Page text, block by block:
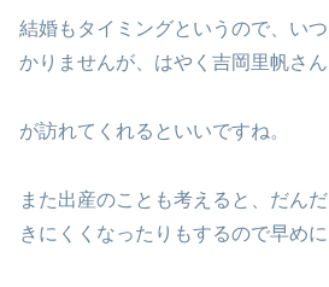
結婚もタイミングというので、い
かりませんが、はやく吉岡里帆さ
が訪れてくれるといいですね。
また出産のことも考えると、だん
きにくくなったりもするので早め